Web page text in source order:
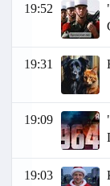
19:52
19:31
19:09
19:03